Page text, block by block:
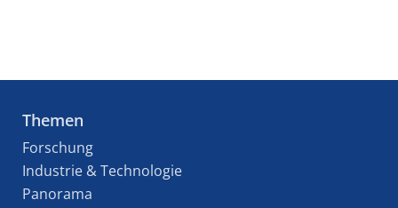
Themen
Forschung
Industrie & Technologie
Panorama